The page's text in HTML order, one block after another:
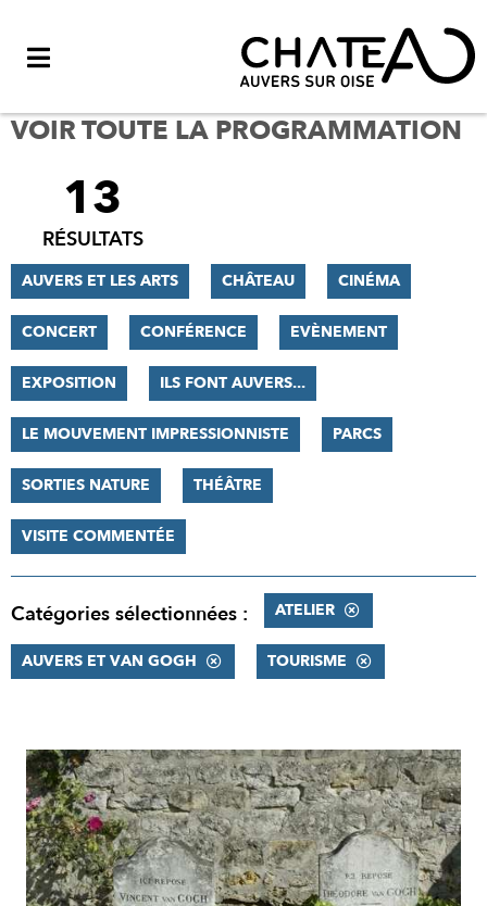
VOIR TOUTE LA PROGRAMMATION
FILTRER
RÉSULTATS
13
RÉSULTATS
AUVERS ET LES ARTS CHÂTEAU CINÉMA
CONCERT CONFÉRENCE EVÈNEMENT
EXPOSITION ILS FONT AUVERS...
LE MOUVEMENT IMPRESSIONNISTE PARCS
SORTIES NATURE THÉÂTRE
VISITE COMMENTÉE
Catégories sélectionnées : ATELIER
AUVERS ET VAN GOGH TOURISME
RÉSULTATS